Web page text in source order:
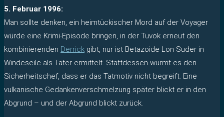
5. Februar 1996:
Man sollte denken, ein heimtückischer Mord auf der Voyager
würde eine Krimi-Episode bringen, in der Tuvok erneut den
kombinierenden Derrick gibt, nur ist Betazoide Lon Suder in
Windeseile als Täter ermittelt. Stattdessen wurmt es den
Sicherheitschef, dass er das Tatmotiv nicht begreift. Eine
vulkanische Gedankenverschmelzung später blickt er in den
Abgrund – und der Abgrund blickt zurück.